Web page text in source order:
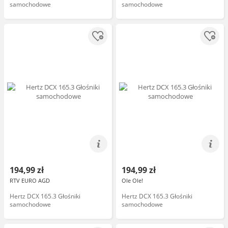
samochodowe
samochodowe
194,99 zł
RTV EURO AGD
Hertz DCX 165.3 Głośniki
samochodowe
194,99 zł
Ole Ole!
Hertz DCX 165.3 Głośniki
samochodowe